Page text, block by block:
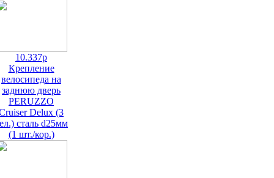
10.337р
Крепление
велосипеда на
заднюю дверь
PERUZZO
Delux (3
сталь d25мм
(1 шт./кор.)